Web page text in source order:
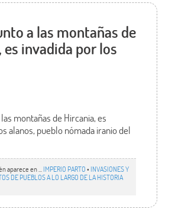
a las montañas de
es invadida por los
montañas de Hircania, es
alanos, pueblo nómada iranio del
aparece en ... IMPERIO PARTO• INVASIONES Y
DE PUEBLOS A LO LARGO DE LA HISTORIA